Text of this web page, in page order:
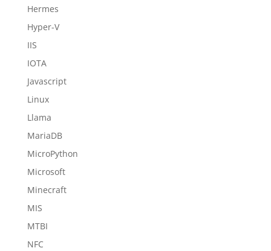
Hermes
Hyper-V
IIS
IOTA
Javascript
Linux
Llama
MariaDB
MicroPython
Microsoft
Minecraft
MIS
MTBI
NFC